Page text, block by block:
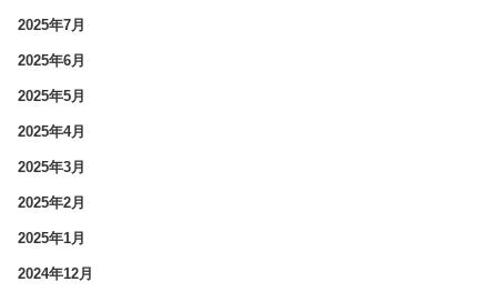
2025年7月
2025年6月
2025年5月
2025年4月
2025年3月
2025年2月
2025年1月
2024年12月